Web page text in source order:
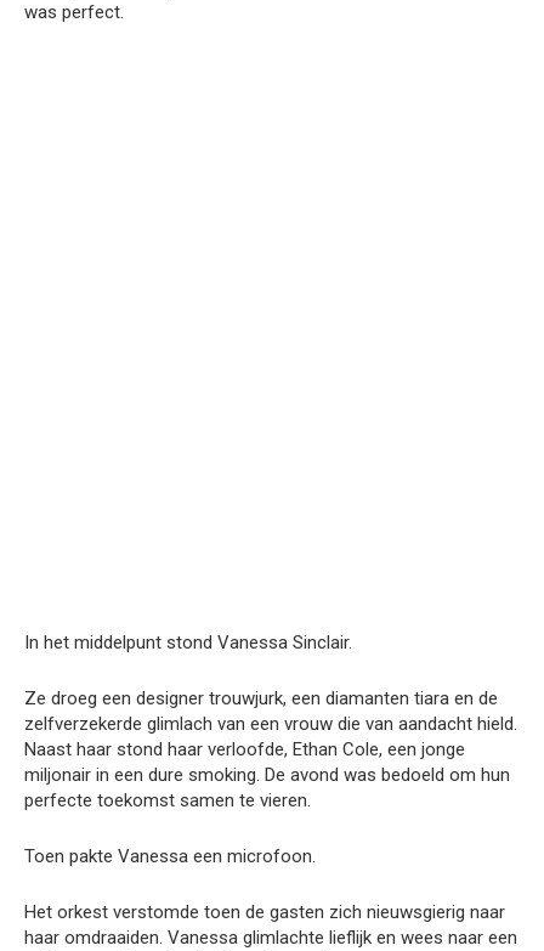
was perfect.
In het middelpunt stond Vanessa Sinclair.
Ze droeg een designer trouwjurk, een diamanten tiara en de
zelfverzekerde glimlach van een vrouw die van aandacht hield.
Naast haar stond haar verloofde, Ethan Cole, een jonge
miljonair in een dure smoking. De avond was bedoeld om hun
perfecte toekomst samen te vieren.
Toen pakte Vanessa een microfoon.
Het orkest verstomde toen de gasten zich nieuwsgierig naar
haar omdraaiden. Vanessa glimlachte lieflijk en wees naar een